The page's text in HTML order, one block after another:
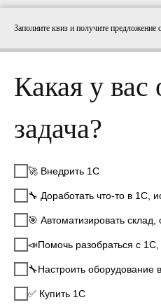
Заполните квиз и получите предложение
Какая у вас
задача?
🚀 Внедрить 1С
🔧 Доработать что-то в 1С,
🎯 Автоматизировать склад,
📣Помочь разобраться с 1С,
🔧Настроить оборудование
✅ Купить 1С